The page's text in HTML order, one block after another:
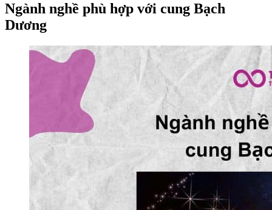
Ngành nghề phù hợp với cung Bạch
Dương